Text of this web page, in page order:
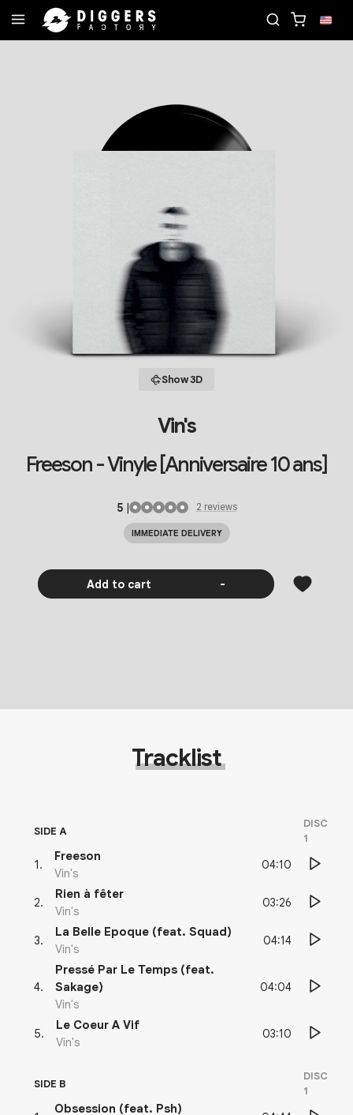
Show 3D
Vin's
Freeson - Vinyle [Anniversaire 10 ans]
5| 2 reviews
IMMEDIATE DELIVERY
Add to cart -
Tracklist
SIDE A
DISC
1
1 .
Freeson
Vin's
04:10
2.
Rien à fêter
Vin's
03:26
3.
La Belle Epoque (feat. Squad)
Vin's
04:14
4.
Pressé Par Le Temps (feat.
Sakage)
Vin's
04:04
5.
Le Coeur A Vif
Vin's
03:10
SIDE B
DISC
1
Obsession (feat. Psh)